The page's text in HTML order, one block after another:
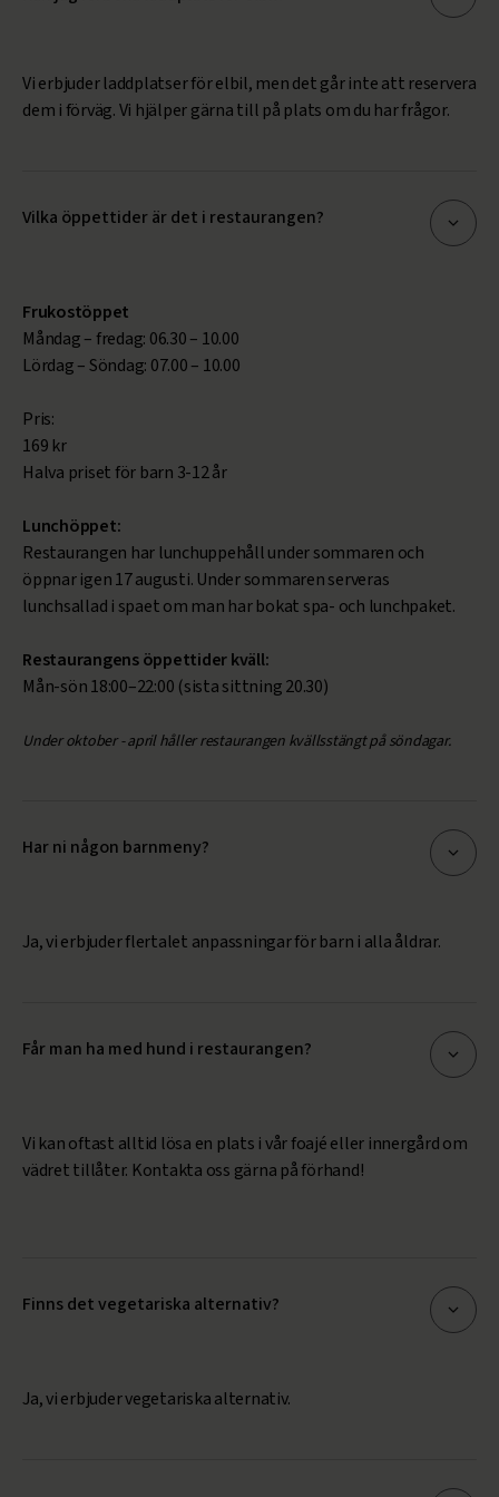
Vi erbjuder laddplatser för elbil, men det går inte att reservera
dem i förväg. Vi hjälper gärna till på plats om du har frågor.
Vilka öppettider är det i restaurangen?
Frukostöppet
Måndag – fredag: 06.30 – 10.00
Lördag – Söndag: 07.00 – 10.00
Pris:
169 kr
Halva priset för barn 3-12 år
Lunchöppet:
Restaurangen har lunchuppehåll under sommaren och
öppnar igen 17 augusti. Under sommaren serveras
lunchsallad i spaet om man har bokat spa- och lunchpaket.
Restaurangens öppettider kväll:
Mån-sön 18:00–22:00 (sista sittning 20.30)
Under oktober - april håller restaurangen kvällsstängt på söndagar.
Har ni någon barnmeny?
Ja, vi erbjuder flertalet anpassningar för barn i alla åldrar.
Får man ha med hund i restaurangen?
Vi kan oftast alltid lösa en plats i vår foajé eller innergård om
vädret tillåter. Kontakta oss gärna på förhand!
Finns det vegetariska alternativ?
Ja, vi erbjuder vegetariska alternativ.